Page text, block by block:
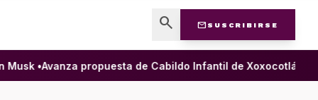
search mail SUSCRIBIRSE
•Avanza propuesta de Cabildo Infantil de Xoxocotlán